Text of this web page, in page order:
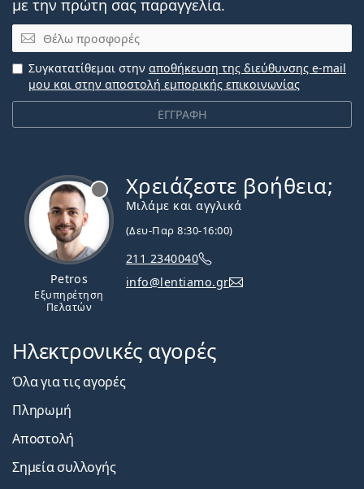
με την πρώτη σας παραγγελία.
Email
ΕΓΓΡΑΦΗ
Συγκατατίθεμαι στην αποθήκευση της διεύθυνσης e-mail
μου και στην αποστολή εμπορικής επικοινωνίας
Petros
Εξυπηρέτηση
Πελατών
Χρειάζεστε βοήθεια;
Μιλάμε και αγγλικά
(Δευ-Παρ 8:30-16:00)
211 2340040
info@lentiamo.gr
Ηλεκτρονικές αγορές
Όλα για τις αγορές
Πληρωμή
Αποστολή
Σημεία συλλογής